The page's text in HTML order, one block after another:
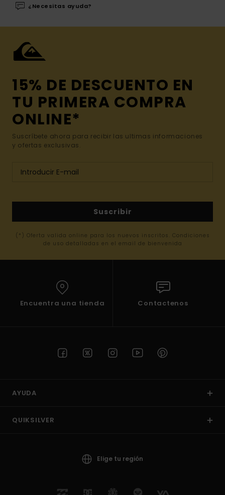
¿Necesitas ayuda?
15% DE DESCUENTO EN
TU PRIMERA COMPRA
ONLINE*
Suscríbete ahora para recibir las ultimas informaciones
y ofertas exclusivas.
Suscribir
(*) Oferta valida online para los nuevos inscritos. Condiciones
de uso detalladas en el email de bienvenida
Encuentra una tienda Contactenos
AYUDA
QUIKSILVER
Elige tu región